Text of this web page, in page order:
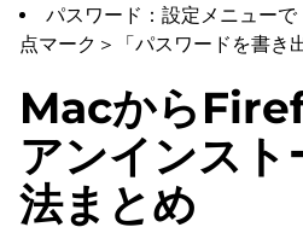
パスワード：設定メニュー
点マーク＞「パスワードを書き
Macから
アンインスト
法まとめ